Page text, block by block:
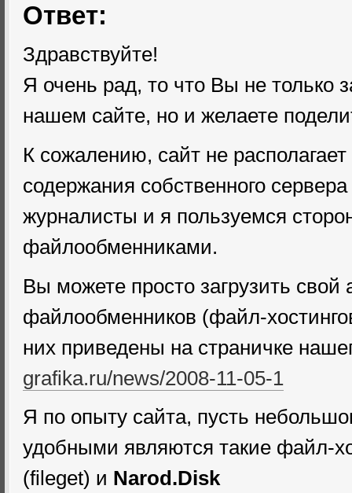
Ответ:
Здравствуйте!
Я очень рад, то что Вы не только
нашем сайте, но и желаете
К сожалению, сайт не
содержания собственного
журналисты и я пользуемся
файлообменниками.
Вы можете просто загрузить
файлообменников (файл-
них приведены на страничке
grafika.ru/news/2008-11-05-1
Я по опыту сайта, пусть
удобными являются такие файл-
(fileget) и Narod.Disk